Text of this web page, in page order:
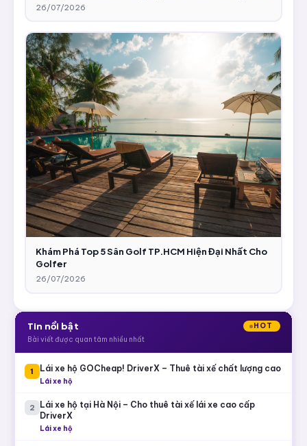
26/07/2026
Khám Phá Top 5 Sân Golf TP.HCM Hiện Đại Nhất Cho
Golfer
26/07/2026
Tin nổi bật
HOT
Bài viết được quan tâm nhiều nhất
1 Lái xe hộ GOCheap! DriverX – Thuê tài xế chất lượng cao
Lái xe hộ
2 Lái xe hộ tại Hà Nội – Cho thuê tài xế lái xe cao cấp
DriverX
Lái xe hộ